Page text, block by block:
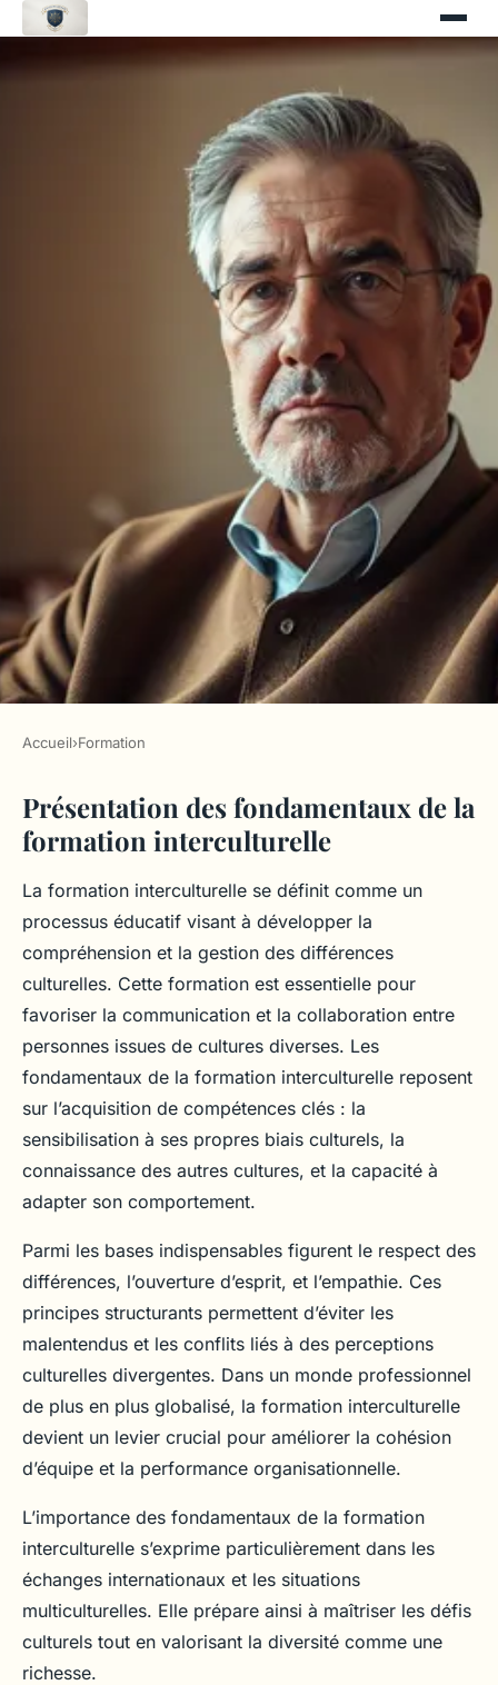
Fondamentaux de la
Formation Interculturelle :
Clés de Compétence et
Objectifs Stratégiques
Lyam 8 octobre 2025 3 min de lecture
Accueil›Formation
Présentation des fondamentaux de la
formation interculturelle
La formation interculturelle se définit comme un
processus éducatif visant à développer la
compréhension et la gestion des différences
culturelles. Cette formation est essentielle pour
favoriser la communication et la collaboration entre
personnes issues de cultures diverses. Les
fondamentaux de la formation interculturelle reposent
sur l’acquisition de compétences clés : la
sensibilisation à ses propres biais culturels, la
connaissance des autres cultures, et la capacité à
adapter son comportement.
Parmi les bases indispensables figurent le respect des
différences, l’ouverture d’esprit, et l’empathie. Ces
principes structurants permettent d’éviter les
malentendus et les conflits liés à des perceptions
culturelles divergentes. Dans un monde professionnel
de plus en plus globalisé, la formation interculturelle
devient un levier crucial pour améliorer la cohésion
d’équipe et la performance organisationnelle.
L’importance des fondamentaux de la formation
interculturelle s’exprime particulièrement dans les
échanges internationaux et les situations
multiculturelles. Elle prépare ainsi à maîtriser les défis
culturels tout en valorisant la diversité comme une
richesse.